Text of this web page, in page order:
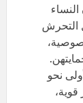
التحرش
نحو